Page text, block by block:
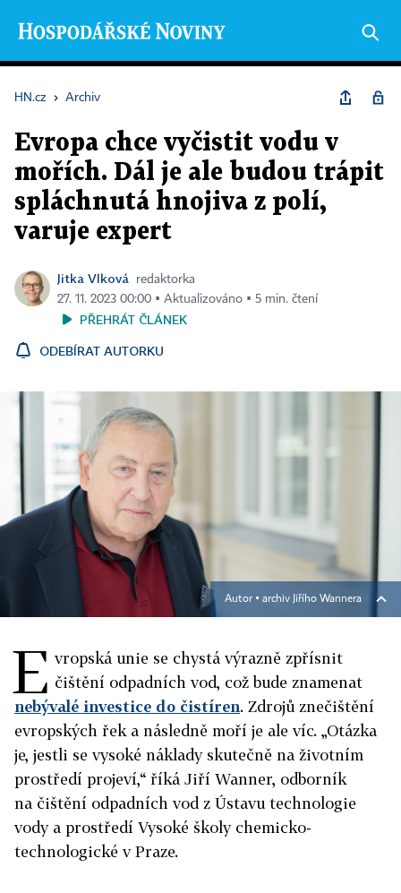
HN.cz › Archiv
Evropa chce vyčistit vodu v
mořích. Dál je ale budou trápit
spláchnutá hnojiva z polí,
varuje expert
Jitka Vlková
redaktorka
27. 11. 2023 00:00 ▪ Aktualizováno ▪ 5 min. čtení
PŘEHRÁT ČLÁNEK
ODEBÍRAT AUTORKU
Autor ▪ archiv Jiřího Wannera
E vropská unie se chystá výrazně zpřísnit
čištění odpadních vod, což bude znamenat
nebývalé investice do čistíren. Zdrojů znečištění
evropských řek a následně moří je ale víc. „Otázka
je, jestli se vysoké náklady skutečně na životním
prostředí projeví,“ říká Jiří Wanner, odborník
na čištění odpadních vod z Ústavu technologie
vody a prostředí Vysoké školy chemicko-
technologické v Praze.